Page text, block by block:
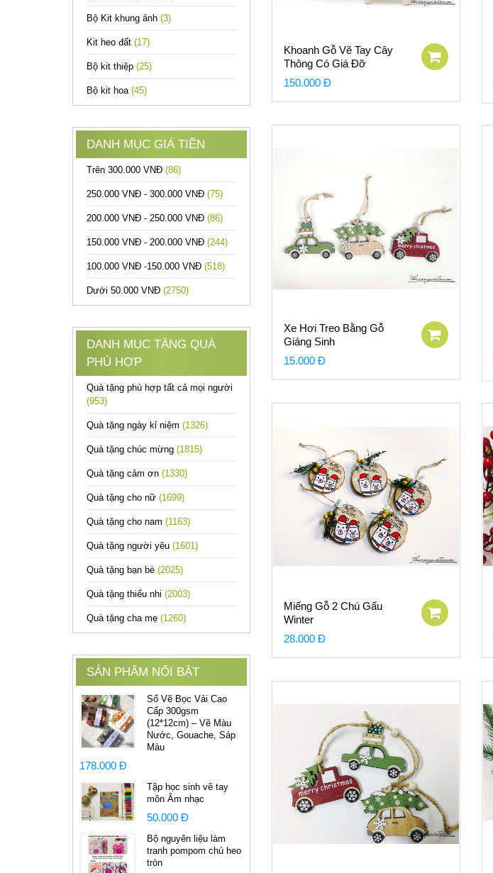
Bộ Kit khung ảnh (3)
Kit heo đất (17)
Bộ kit thiệp (25)
Bộ kit hoa (45)
DANH MỤC GIÁ TIỀN
Trên 300.000 VNĐ (86)
250.000 VNĐ - 300.000 VNĐ (75)
200.000 VNĐ - 250.000 VNĐ (86)
150.000 VNĐ - 200.000 VNĐ (244)
100.000 VNĐ -150.000 VNĐ (518)
Dưới 50.000 VNĐ (2750)
DANH MỤC TẶNG QUÀ
PHÙ HỢP
Quà tặng phù hợp tất cả mọi người
(953)
Quà tặng ngày kỉ niệm (1326)
Quà tặng chúc mừng (1815)
Quà tặng cảm ơn (1330)
Quà tặng cho nữ (1699)
Quà tặng cho nam (1163)
Quà tặng người yêu (1601)
Quà tặng bạn bè (2025)
Quà tặng thiếu nhi (2003)
Quà tặng cha mẹ (1260)
SẢN PHẨM NỔI BẬT
Sổ Vẽ Bọc Vải Cao
Cấp 300gsm
(12*12cm) – Vẽ Màu
Nước, Gouache, Sáp
Màu
178.000 Đ
Tập học sinh vẽ tay
môn Âm nhạc
50.000 Đ
Bộ nguyên liệu làm
tranh pompom chú heo
tròn
Khoanh Gỗ Vẽ Tay Cây
Thông Có Giá Đỡ
150.000 Đ
Xe Hơi Treo Bằng Gỗ
Giáng Sinh
15.000 Đ
Miếng Gỗ 2 Chú Gấu
Winter
28.000 Đ